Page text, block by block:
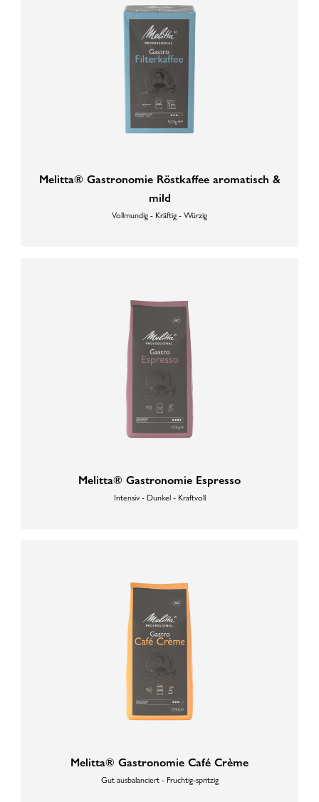
Melitta® Gastronomie Röstkaffee aromatisch &
mild
Vollmundig - Kräftig - Würzig
Melitta® Gastronomie Espresso
Intensiv - Dunkel - Kraftvoll
Melitta® Gastronomie Café Crème
Gut ausbalanciert - Fruchtig-spritzig